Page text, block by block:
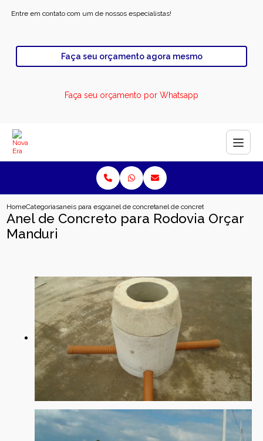
Entre em contato com um de nossos especialistas!
Faça seu orçamento agora mesmo
Faça seu orçamento por Whatsapp
HomeCategoriasaneis para esgotoanel de concreto para esgoto industrial
anel de concreto para rodovia
Anel de Concreto para Rodovia Orçar
Manduri